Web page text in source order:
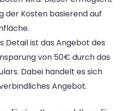
der Kosten basierend auf
Detail ist das Angebot des
von 50€ durch das
Dabei handelt es sich
Angebot.